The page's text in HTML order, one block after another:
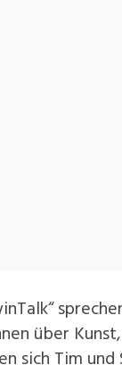
über
sich Tim